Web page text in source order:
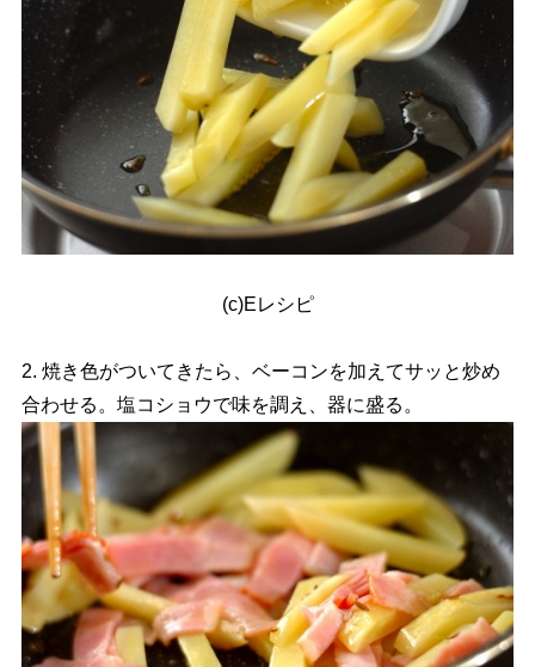
(c)Eレシピ
2. 焼き色がついてきたら、ベーコンを加えてサッと炒め
合わせる。塩コショウで味を調え、器に盛る。